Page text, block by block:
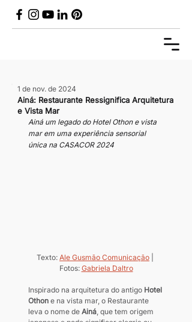
Ainá: Restaurante Ressignifica Arquitetura
e Vista Mar
1 de nov. de 2024
Ainá um legado do Hotel Othon e vista
mar em uma experiência sensorial
única na CASACOR 2024
Texto: Ale Gusmão Comunicação
Fotos: Gabriela Daltro
Inspirado na arquitetura do antigo Hotel
Othon e na vista mar, o Restaurante
leva o nome de Ainá , que tem origem